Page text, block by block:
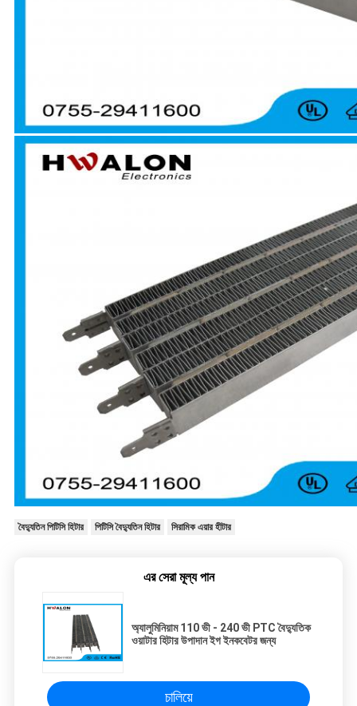
বৈদ্যুতিন পিটিসি হিটার পিটিসি বৈদ্যুতিন হিটার সিরামিক এয়ার হীটার
এর সেরা মূল্য পান
অ্যালুমিনিয়াম 110 ভী - 240 ভী PTC বৈদ্যুতিক
ওয়াটার হিটার উপাদান ইগ ইনকবেটর জন্য
চালিয়ে